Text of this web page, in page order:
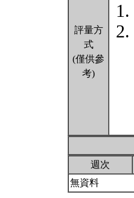
評量方
式
(僅供參
考)
週次
無資料